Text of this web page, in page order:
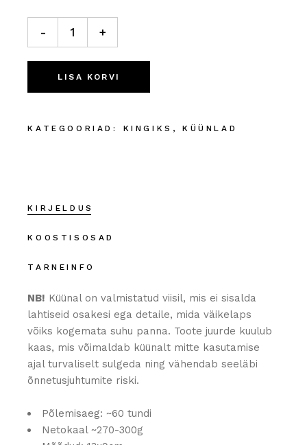
- +
LISA KORVI
KATEGOORIAD: KINGIKS , KÜÜNLAD
KIRJELDUS
KOOSTISOSAD
TARNEINFO
NB! Küünal on valmistatud viisil, mis ei sisalda
lahtiseid osakesi ega detaile, mida väikelaps
võiks kogemata suhu panna. Toote juurde kuulub
kaas, mis võimaldab küünalt mitte kasutamise
ajal turvaliselt sulgeda ning vähendab seeläbi
õnnetusjuhtumite riski.
Põlemisaeg: ~60 tundi
Netokaal ~270-300g